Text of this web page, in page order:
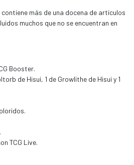
más de una docena de artículos
muchos que no se encuentran en
Booster.
de Hisui, 1 de Growlithe de Hisui y 1
TCG Live.